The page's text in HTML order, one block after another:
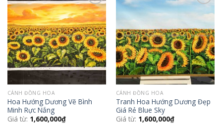
Add to
Wishlist
CÁNH ĐỒNG HOA
Hoa Hướng Dương Vẽ Bình
Minh Rực Nắng
Giá từ: 1,600,000₫
Add to
Wishlist
CÁNH ĐỒNG HOA
Tranh Hoa Hướng Dương Đẹp
Giá Rẻ Blue Sky
Giá từ: 1,600,000₫